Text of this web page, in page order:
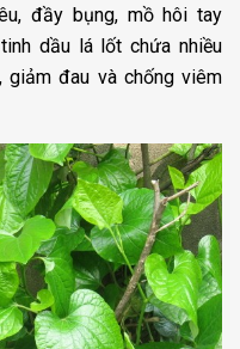
đầy bụng, mồ hôi tay
dầu lá lốt chứa nhiều
giảm đau và chống viêm